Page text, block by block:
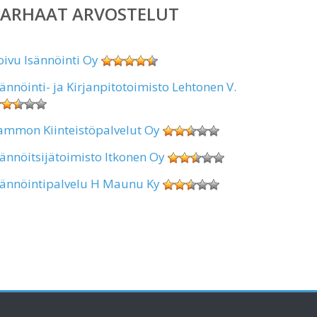
ARVOSTELUT
Isännöinti Oy
ja Kirjanpitotoimisto Lehtonen V.
Kiinteistöpalvelut Oy
Itkonen Oy
H Maunu Ky